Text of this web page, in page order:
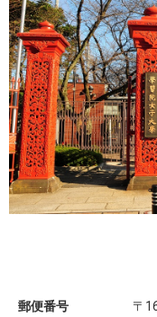
郵便番号 〒